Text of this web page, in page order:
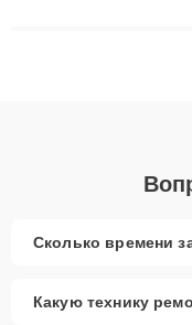
Сколько времени
Какую технику